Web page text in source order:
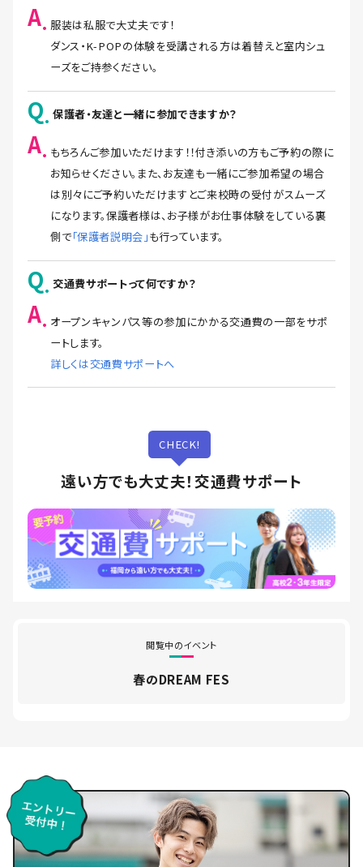
閲覧中のイベント
春のDREAM FES
A
服装は私服で大丈夫です！
ダンス・K-POPの体験を受講される方は着替えと室内シュ
ーズをご持参ください。
Q 保護者・友達と一緒に参加できますか？
A
もちろんご参加いただけます！！付き添いの方もご予約の際に
お知らせください。また、お友達も一緒にご参加希望の場合
は別々にご予約いただけますとご来校時の受付がスムーズ
になります。保護者様は、お子様がお仕事体験をしている裏
側で「保護者説明会」も行っています。
Q 交通費サポートって何ですか？
A
オープンキャンパス等の参加にかかる交通費の一部をサポ
ートします。
詳しくは交通費サポートへ
CHECK!
遠い方でも大丈夫！交通費サポート